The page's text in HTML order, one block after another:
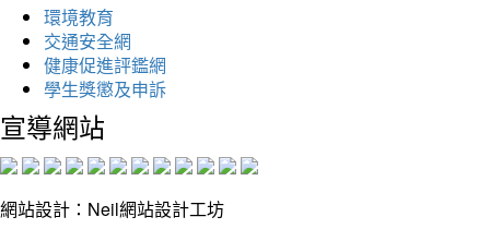
環境教育
交通安全網
健康促進評鑑網
學生獎懲及申訴
宣導網站
網站設計：Neil網站設計工坊